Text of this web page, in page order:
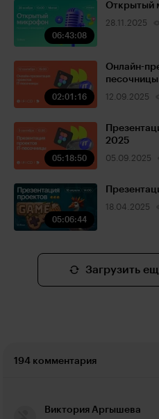
06:43:08
Открытый
28.11.2025
02:01:16
Онлайн-
песочницы
12.09.2025
05:18:50
2025
05.09.2025
05:06:44
18.04.2025
Загрузить
194 комментария
Виктория Аргышева